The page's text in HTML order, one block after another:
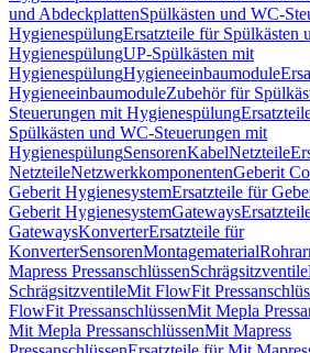
und AbdeckplattenSpülkästen und WC-
HygienespülungErsatzteile für Spülkästen
HygienespülungUP-Spülkästen mit
HygienespülungHygieneeinbaumodule
HygieneeinbaumoduleZubehör für
Steuerungen mit Hygienespülung
Spülkästen und WC-Steuerungen mit
HygienespülungSensorenKabelNetzteile
NetzteileNetzwerkkomponentenGeberit
Geberit HygienesystemErsatzteile für
Geberit HygienesystemGateways
GatewaysKonverterErsatzteile für
KonverterSensorenMontagematerial
Mapress PressanschlüssenSchrägsitzventile
SchrägsitzventileMit FlowFit
FlowFit PressanschlüssenMit Mepla
Mit Mepla PressanschlüssenMit Mapress